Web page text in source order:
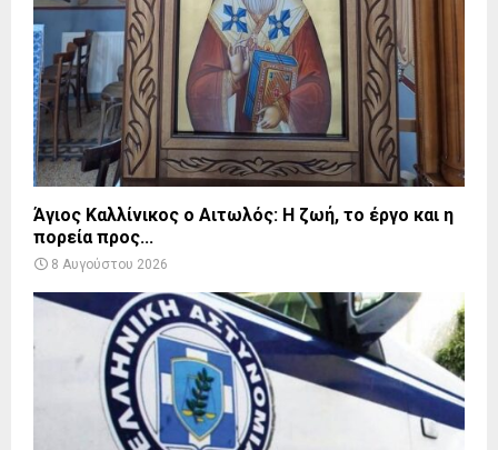
Άγιος Καλλίνικος ο Αιτωλός: Η ζωή, το έργο και η
πορεία προς...
8 Αυγούστου 2026